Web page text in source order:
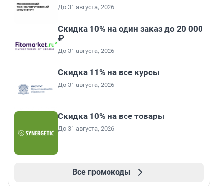
До 31 августа, 2026
Скидка 10% на один заказ до 20 000
₽
До 31 августа, 2026
Скидка 11% на все курсы
До 31 августа, 2026
Скидка 10% на все товары
До 31 августа, 2026
Все промокоды